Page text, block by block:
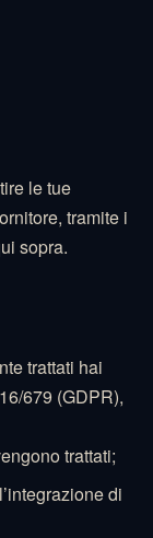
le tue
tramite i
sopra.
trattati hai
679 (GDPR),
trattati;
di